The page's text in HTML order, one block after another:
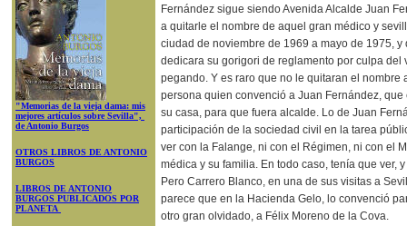
"Memorias de la vieja dama: mis
mejores artículos sobre Sevilla",
de Antonio Burgos
OTROS LIBROS DE ANTONIO
BURGOS
LIBROS DE ANTONIO
BURGOS PUBLICADOS POR
PLANETA
Fernández sigue siendo Avenida Alcalde Juan
a quitarle el nombre de aquel gran médico y
ciudad de noviembre de 1969 a mayo de 1975,
dedicara su gorigori de reglamento por culpa
pegando. Y es raro que no le quitaran el nombre
persona quien convenció a Juan Fernández,
su casa, para que fuera alcalde. Lo de Juan
participación de la sociedad civil en la tarea
ver con la Falange, ni con el Régimen, ni con el
médica y su familia. En todo caso, tenía que ver,
Pero Carrero Blanco, en una de sus visitas a
parece que en la Hacienda Gelo, lo convenció
otro gran olvidado, a Félix Moreno de la Cova.